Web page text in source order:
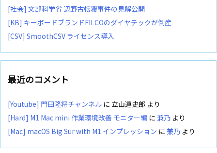
[社会] 文部科学省 辺野古転覆事件の見解公開
[KB] キーボードブランドFILCOのダイヤテックが倒産
[CSV] SmoothCSV ライセンス導入
最近のコメント
[Youtube] 門田隆将チャンネル に 立山連史郎 より
[Hard] M1 Mac mini 作業環境改善 モニター編 に 兼乃 より
[Mac] macOS Big Sur with M1 インプレッション に 兼乃 より